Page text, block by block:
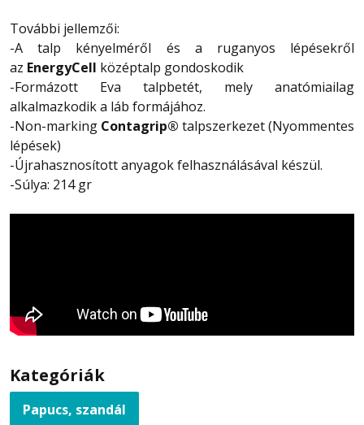
További jellemzői:
-A talp kényelméről és a ruganyos lépésekről
az EnergyCell középtalp gondoskodik
-Formázott Eva talpbetét, mely anatómiailag
alkalmazkodik a láb formájához.
-Non-marking Contagrip® talpszerkezet (Nyommentes
lépések)
-Újrahasznosított anyagok felhasználásával készül.
-Súlya: 214 gr
Kategóriák
Papucs, szandál